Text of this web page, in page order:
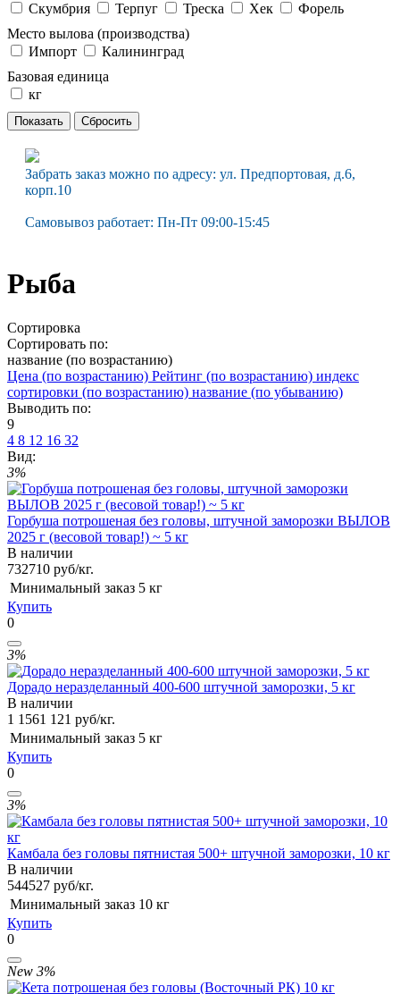
Скумбрия Терпуг Треска Хек
Форель
Место вылова (производства)
Импорт
Калининград
Базовая единица
кг
Забрать заказ можно по адресу: ул. Предпортовая, д.6,
корп.10
Самовывоз работает: Пн-Пт 09:00-15:45
Рыба
Сортировка
Сортировать по:
название (по возрастанию)
Цена (по возрастанию) Рейтинг (по возрастанию) индекс
сортировки (по возрастанию) название (по убыванию)
Выводить по:
9
4 8 12 16 32
Вид:
3%
Горбуша потрошеная без головы, штучной заморозки ВЫЛОВ
2025 г (весовой товар!) ~ 5 кг
В наличии
732710 руб/кг.
Минимальный заказ 5 кг
Купить
0
3%
Дорадо неразделанный 400-600 штучной заморозки, 5 кг
В наличии
1 1561 121 руб/кг.
Минимальный заказ 5 кг
Купить
0
3%
Камбала без головы пятнистая 500+ штучной заморозки, 10 кг
В наличии
544527 руб/кг.
Минимальный заказ 10 кг
Купить
0
New 3%